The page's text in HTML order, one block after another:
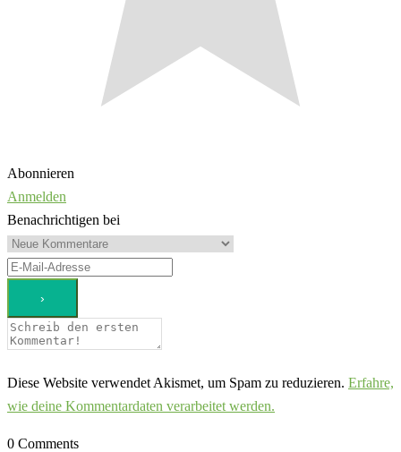
Abonnieren
Anmelden
Benachrichtigen bei
Diese Website verwendet Akismet, um Spam zu reduzieren. Erfahre,
wie deine Kommentardaten verarbeitet werden.
0 Comments